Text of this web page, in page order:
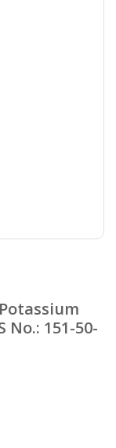
Potassium
No.: 151-50-